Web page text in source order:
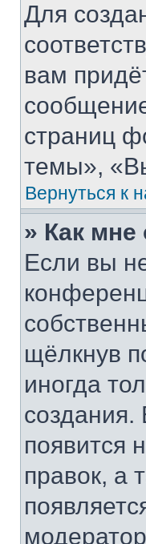
Для
вам
страниц
темы»,
Вернуться к
» Как мне
Если вы
щёлкнув
иногда
создания.
появится
правок, а